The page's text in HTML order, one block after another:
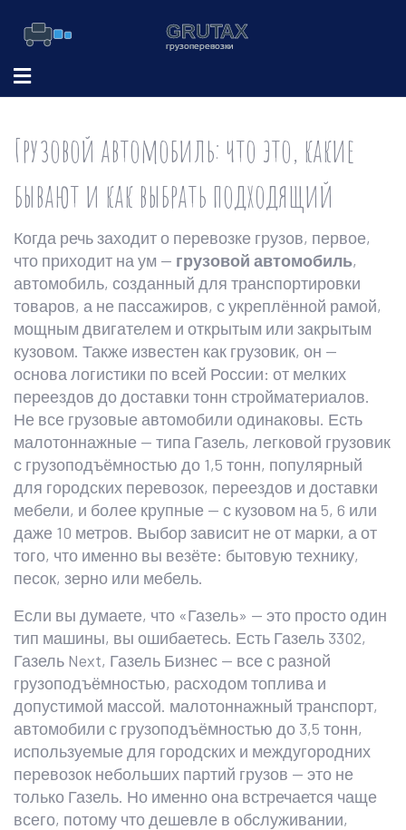
Грузовой автомобиль: что это, какие
бывают и как выбрать подходящий
Когда речь заходит о перевозке грузов, первое,
что приходит на ум — грузовой автомобиль,
автомобиль, созданный для транспортировки
товаров, а не пассажиров, с укреплённой рамой,
мощным двигателем и открытым или закрытым
кузовом. Также известен как грузовик, он —
основа логистики по всей России: от мелких
переездов до доставки тонн стройматериалов.
Не все грузовые автомобили одинаковы. Есть
малотоннажные — типа Газель, легковой грузовик
с грузоподъёмностью до 1,5 тонн, популярный
для городских перевозок, переездов и доставки
мебели, и более крупные — с кузовом на 5, 6 или
даже 10 метров. Выбор зависит не от марки, а от
того, что именно вы везёте: бытовую технику,
песок, зерно или мебель.
Если вы думаете, что «Газель» — это просто один
тип машины, вы ошибаетесь. Есть Газель 3302,
Газель Next, Газель Бизнес — все с разной
грузоподъёмностью, расходом топлива и
допустимой массой. малотоннажный транспорт,
автомобили с грузоподъёмностью до 3,5 тонн,
используемые для городских и междугородних
перевозок небольших партий грузов — это не
только Газель. Но именно она встречается чаще
всего, потому что дешевле в обслуживании,